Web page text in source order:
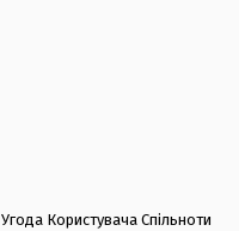
Угода Користувача Спільноти